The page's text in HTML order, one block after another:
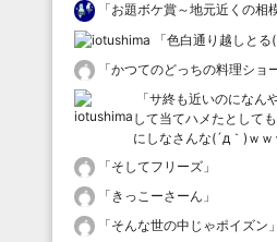
「お題ボケ賞～地元近くの相
「色白通り越しとる
「かつてのどっちの料理ショ
「サ終も近いのになん
して当てハメたとして
にしなさんな(´д｀)ｗｗ
「そしてフリーズ 」
「 きっこーさーん 」
「そんな世の中じゃポイズン 」